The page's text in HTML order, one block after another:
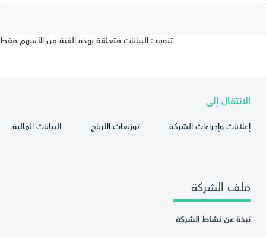
تنويه : البيانات متعلقة بهذه الفئة من الأسهم فقط
الانتقال إلى
إعلانات وإجراءات الشركة توزيعات الأرباح البيانات المالية
ملف الشركة
نبذة عن نشاط الشركة